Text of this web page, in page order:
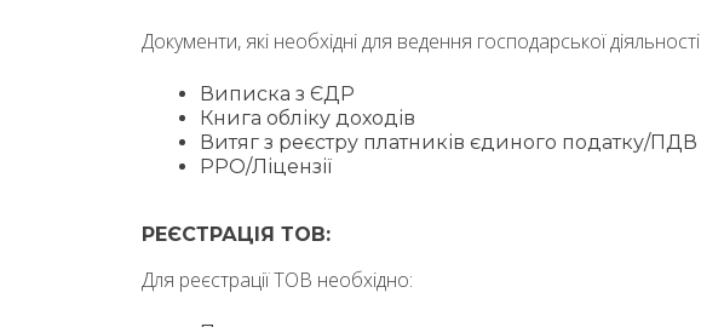
Документи, які необхідні для ведення господарської діяльності
Виписка з ЄДР
Книга обліку доходів
Витяг з реєстру платників єдиного податку/ПДВ
РРО/Ліцензії
РЕЄСТРАЦІЯ ТОВ:
Для реєстрації ТОВ необхідно: